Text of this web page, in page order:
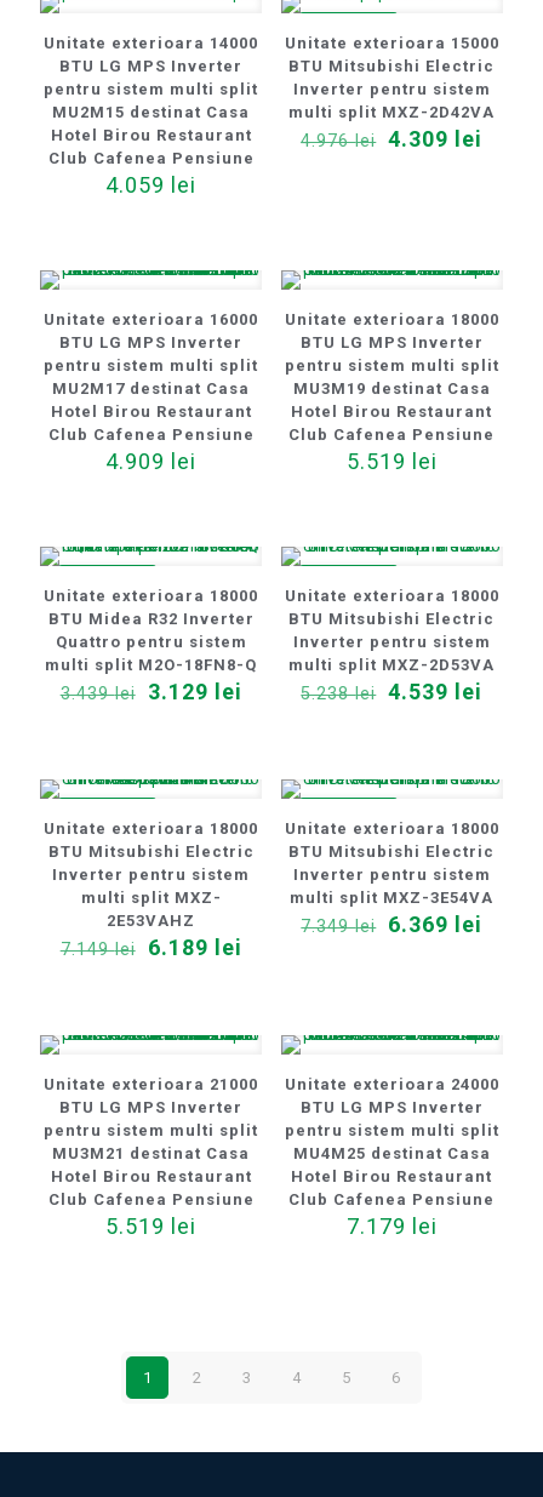
Unitate exterioara 14000
BTU LG MPS Inverter
pentru sistem multi split
MU2M15 destinat Casa
Hotel Birou Restaurant
Club Cafenea Pensiune
4.059 lei
Unitate exterioara 15000
BTU Mitsubishi Electric
Inverter pentru sistem
multi split MXZ-2D42VA
4.976lei Prețul
4.309 lei
Unitate exterioara 16000
BTU LG MPS Inverter
pentru sistem multi split
MU2M17 destinat Casa
Hotel Birou Restaurant
Club Cafenea Pensiune
4.909 lei
Unitate exterioara 18000
BTU LG MPS Inverter
pentru sistem multi split
MU3M19 destinat Casa
Hotel Birou Restaurant
Club Cafenea Pensiune
5.519 lei
Unitate exterioara 18000
BTU Midea R32 Inverter
Quattro pentru sistem
multi split M2O-18FN8-Q
3.439lei
Prețul
3.439 lei.
3.129 lei Prețul
Unitate exterioara 18000
BTU Mitsubishi Electric
Inverter pentru sistem
multi split MXZ-2D53VA
5.238lei Prețul
5.238 lei.
4.539 lei
Unitate exterioara 18000
BTU Mitsubishi Electric
Inverter pentru sistem
multi split MXZ-
2E53VAHZ
7.149lei
Prețul
7.149 lei.
6.189 lei
Unitate exterioara 18000
BTU Mitsubishi Electric
Inverter pentru sistem
multi split MXZ-3E54VA
7.349lei
Prețul
6.369 lei
Unitate exterioara 21000
BTU LG MPS Inverter
pentru sistem multi split
MU3M21 destinat Casa
Hotel Birou Restaurant
Club Cafenea Pensiune
5.519 lei
Unitate exterioara 24000
BTU LG MPS Inverter
pentru sistem multi split
MU4M25 destinat Casa
Hotel Birou Restaurant
Club Cafenea Pensiune
7.179 lei
1 2 3 4 5 6